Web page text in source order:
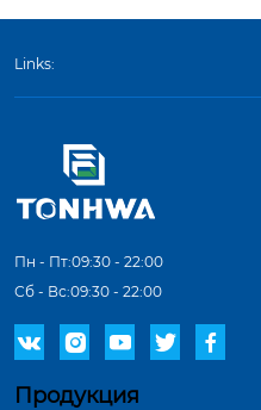
Links:
Пн - Пт:09:30 - 22:00
Сб - Вс:09:30 - 22:00
    
Продукция